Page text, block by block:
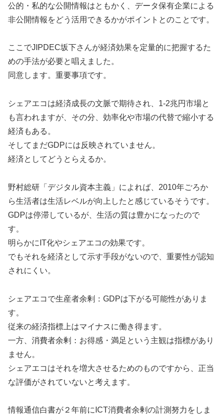
公的・私的な公開情報はともかく、データ保有企業による
非公開情報をどう活用できるかがポイントとのことです。
ここでJIPDEC坂下さんが経済効果を定量的に把握するた
めの手法が必要と唱えました。
同意します。重要事項です。
シェアエコは経済成長の文脈で期待され、1-2兆円市場と
も言われますが、その分、効率化や市場の代替で縮小する
経済もある。
そしてまだGDPには反映されていません。
経済としてどうとらえるか。
野村総研「デジタル資本主義」によれば、2010年ごろか
ら生活者は生活レベルが向上したと感じているそうです。
GDPは停滞しているが、生活の質は豊かになったので
す。
明らかにIT化やシェアエコの効果です。
でもそれを経済として示す手段がないので、重要性が認知
されにくい。
シェアエコで生産者余剰：GDPは下がる可能性がありま
す。
従来の経済指標上はマイナスに働き得ます。
一方、消費者余剰：お得感・満足という主観は指標があり
ません。
シェアエコはそれを増大させるためのものですから、正当
な評価がされていないと考えます。
情報通信白書が２年前にICT消費者余剰の計測努力をしま